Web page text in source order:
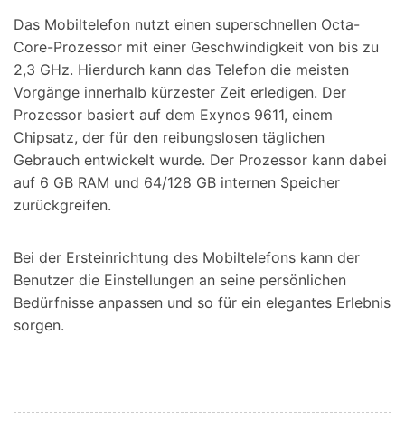
Das Mobiltelefon nutzt einen superschnellen Octa-
Core-Prozessor mit einer Geschwindigkeit von bis zu
2,3 GHz. Hierdurch kann das Telefon die meisten
Vorgänge innerhalb kürzester Zeit erledigen. Der
Prozessor basiert auf dem Exynos 9611, einem
Chipsatz, der für den reibungslosen täglichen
Gebrauch entwickelt wurde. Der Prozessor kann dabei
auf 6 GB RAM und 64/128 GB internen Speicher
zurückgreifen.
Bei der Ersteinrichtung des Mobiltelefons kann der
Benutzer die Einstellungen an seine persönlichen
Bedürfnisse anpassen und so für ein elegantes Erlebnis
sorgen.